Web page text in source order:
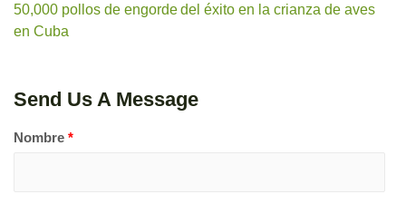
50,000 pollos de engorde
en Cuba
del éxito en la crianza de aves
Send Us A Message
Nombre *